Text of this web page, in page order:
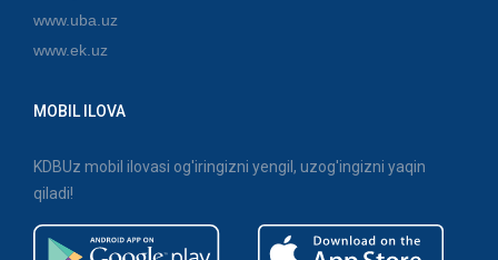
www.uba.uz
www.ek.uz
MOBIL ILOVA
KDBUz mobil ilovasi og'iringizni yengil, uzog'ingizni yaqin
qiladi!